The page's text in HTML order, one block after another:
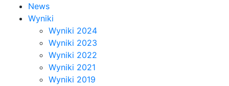
News
Wyniki
Wyniki 2024
Wyniki 2023
Wyniki 2022
Wyniki 2021
Wyniki 2019